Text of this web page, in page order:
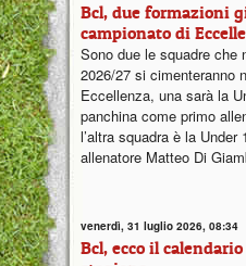
Bcl, due formazioni
campionato di
Sono due le squadre che
2026/27 si cimenteranno
Eccellenza, una sarà la
panchina come primo
l’altra squadra è la
allenatore Matteo Di
venerdì, 31 luglio 2026, 08:34
Bcl, ecco il